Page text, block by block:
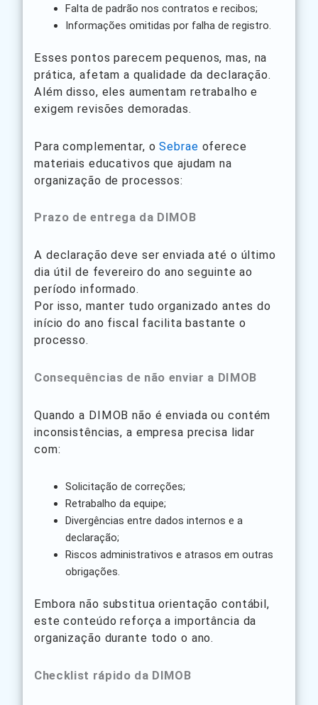
Falta de padrão nos contratos e recibos;
Informações omitidas por falha de registro.
Esses pontos parecem pequenos, mas, na
prática, afetam a qualidade da declaração.
Além disso, eles aumentam retrabalho e
exigem revisões demoradas.
Para complementar, oSebrae oferece
materiais educativos que ajudam na
organização de processos:
Prazo de entrega da DIMOB
A declaração deve ser enviada até o último
dia útil de fevereiro do ano seguinte ao
período informado.
Por isso, manter tudo organizado antes do
início do ano fiscal facilita bastante o
processo.
Consequências de não enviar a DIMOB
Quando a DIMOB não é enviada ou contém
inconsistências, a empresa precisa lidar
com:
Solicitação de correções;
Retrabalho da equipe;
Divergências entre dados internos e a
declaração;
Riscos administrativos e atrasos em outras
obrigações.
Embora não substitua orientação contábil,
este conteúdo reforça a importância da
organização durante todo o ano.
Checklist rápido da DIMOB